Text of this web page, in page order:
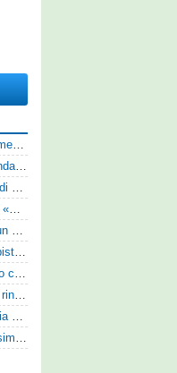
Serie D 2026/2027: è il giorno dei gironi! Appuntamento fissato
Trapani, Antonini: «Sta emergendo un nuovo scandalo»
Il Cesena smentisce Antonini: nessuna trattativa di cessione
Derthona, missione compiuta: la Serie D è realtà. «Siamo una società seria»
Perrotta è un nuovo difensore del Catania: firma un contratto annuale
Nuovo innesto per la Murese: arriva il centrocampista Tomas Acosta
Sampdoria, Ferri a un passo dall'addio: il Nîmes lo cerca
Perugia, mercato in fermento: obiettivo Cisco per rinforzare la fascia
Cuppone nel mirino di tre club: Avellino, Sampdoria e Vicenza sull'attaccante dell'Entella
Lo Sporting Ponte rinforza la retroguardia con Cosimo Michele Rotondi